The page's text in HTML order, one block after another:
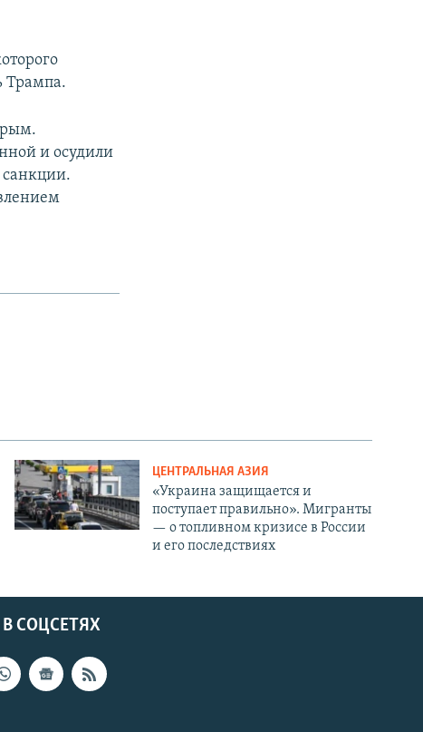
Трампа.
и осудили
санкции.
ЦЕНТРАЛЬНАЯ АЗИЯ
«Украина защищается и
поступает правильно». Мигранты
— о топливном кризисе в России
и его последствиях
СОЦСЕТЯХ